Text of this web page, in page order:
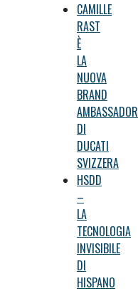
CAMILLE
RAST
È
LA
NUOVA
BRAND
AMBASSADOR
DI
DUCATI
SVIZZERA
HSDD
–
LA
TECNOLOGIA
INVISIBILE
DI
HISPANO